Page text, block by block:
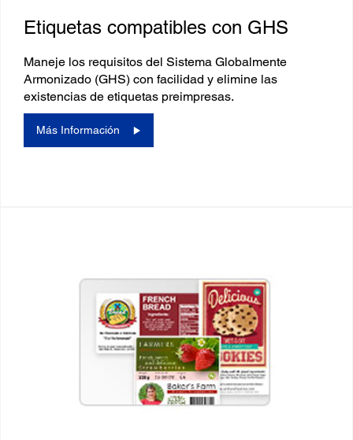
Etiquetas compatibles con GHS
Maneje los requisitos del Sistema Globalmente
Armonizado (GHS) con facilidad y elimine las
existencias de etiquetas preimpresas.
Más Información